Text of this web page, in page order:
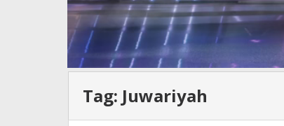
Tag: Juwariyah